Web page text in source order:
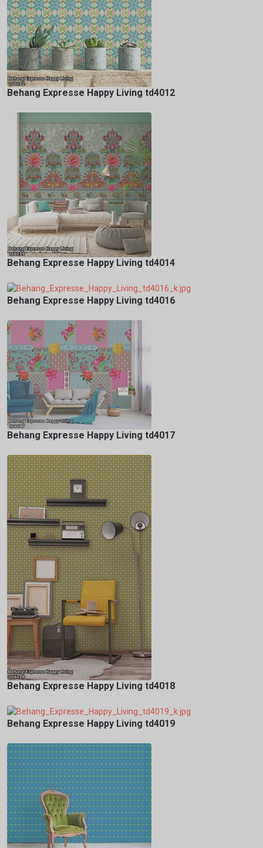
Behang Expresse Happy Living td4012
Behang Expresse Happy Living td4014
Behang Expresse Happy Living td4016
Behang Expresse Happy Living td4017
Behang Expresse Happy Living td4018
Behang Expresse Happy Living td4019